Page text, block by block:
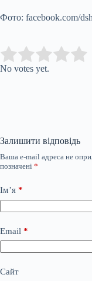
Фото: facebook.com/
Rate this item:
No votes yet.
Залишити відповідь
Ваша e-mail адреса не
позначені *
Ім’я *
Email *
Сайт